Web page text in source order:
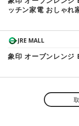
ッチン家電 おしゃれ
JRE MALL
象印 オーブンレンジ